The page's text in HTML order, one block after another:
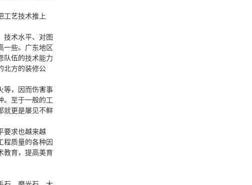
艺技术推上
术水平、对图
一些。广东地区
队伍的技术能力
北方的装修公
等，因而伤害事
。至于一般的工
就更是屡见不鲜
要求也越来越
程质量的各种因
教育，提高美育